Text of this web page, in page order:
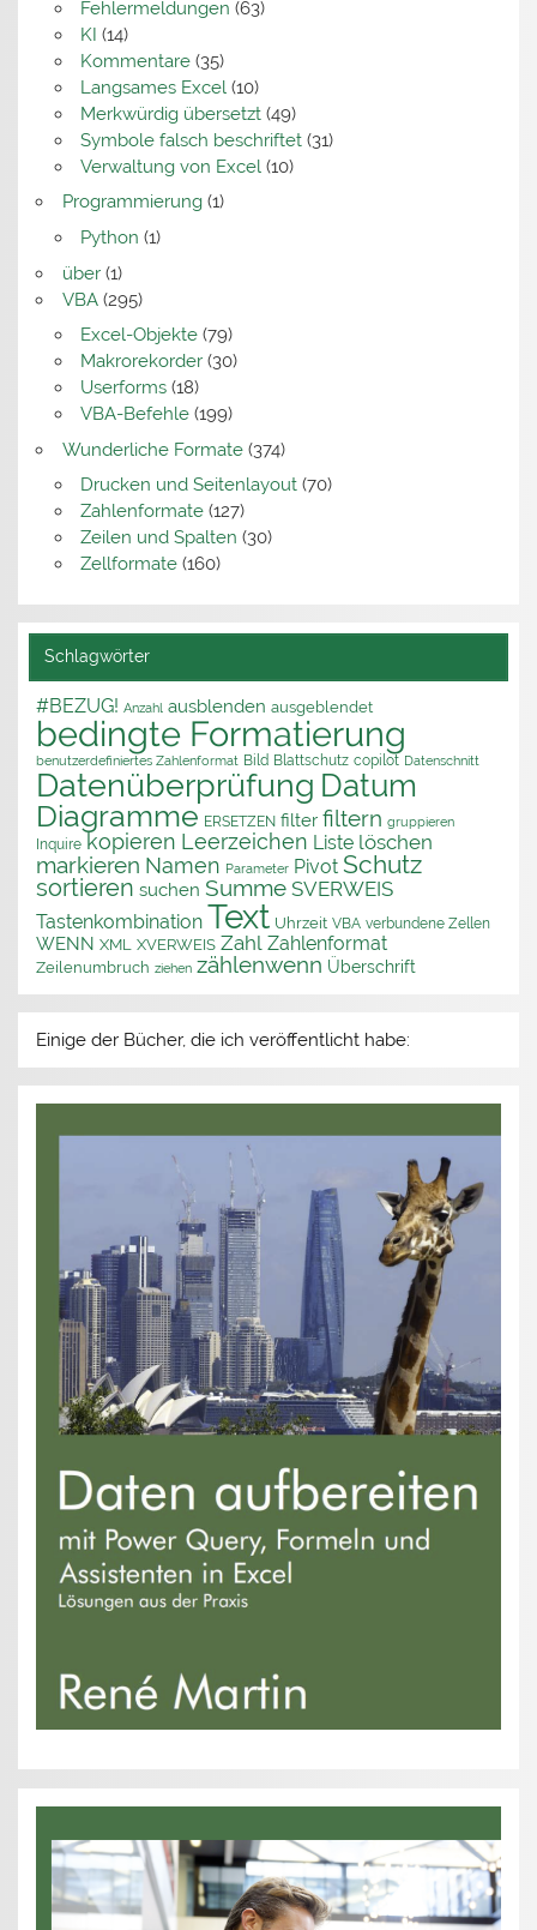
Fehlermeldungen (63)
KI (14)
Kommentare(35)
Langsames Excel(10)
Merkwürdig übersetzt(49)
Symbole falsch beschriftet(31)
Verwaltung von Excel(10)
Programmierung(1)
Python (1)
über(1)
VBA(295)
Excel-Objekte(79)
Makrorekorder(30)
Userforms(18)
VBA-Befehle(199)
Wunderliche Formate(374)
Drucken und Seitenlayout(70)
Zahlenformate(127)
Zeilen und Spalten (30)
Zellformate(160)
Schlagwörter
#BEZUG! Anzahl ausblenden ausgeblendet
bedingte Formatierung
benutzerdefiniertes Zahlenformat Bild Blattschutz copilot Datenschnitt
Datenüberprüfung Datum
Diagramme ERSETZEN filter filtern gruppieren
Inquire kopieren Leerzeichen Liste löschen
markieren Namen Parameter Pivot Schutz
sortieren suchen Summe SVERWEIS
Tastenkombination Text Uhrzeit VBA verbundene Zellen
WENN XML XVERWEIS Zahl Zahlenformat
Zeilenumbruch ziehen zählenwenn Überschrift
Einige der Bücher, die ich veröffentlicht habe: